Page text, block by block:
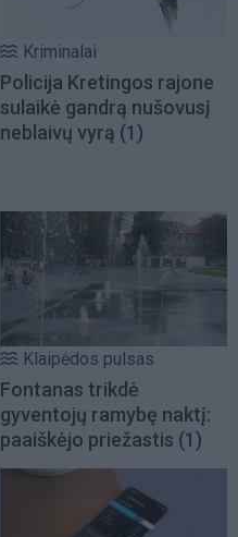
Kriminalai
Policija Kretingos rajone
sulaikė gandrą nušovusį
neblaivų vyrą (1)
Klaipėdos pulsas
Fontanas trikdė
gyventojų ramybę naktį:
paaiškėjo priežastis (1)